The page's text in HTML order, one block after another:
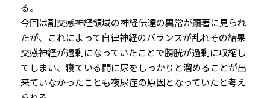
る。
今回は副交感神経領域の神経伝達の異常が顕著に見られ
たが、これによって自律神経のバランスが乱れその結果
交感神経が過剰になっていたことで膀胱が過剰に収縮し
てしまい、寝ている間に尿をしっかりと溜めることが出
来ていなかったことも夜尿症の原因となっていたと考え